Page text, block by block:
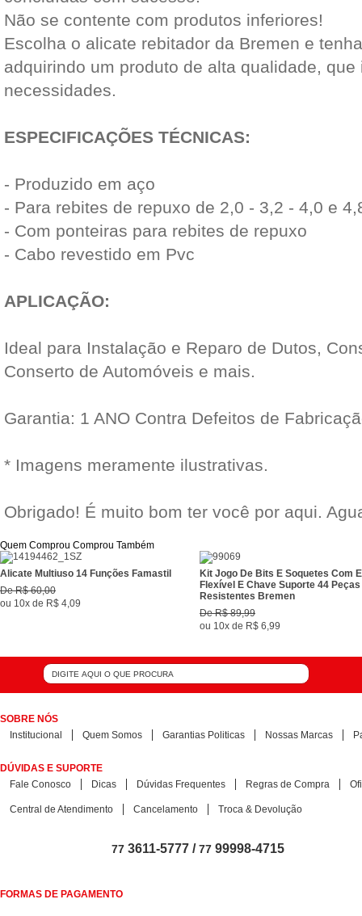
Não se contente com produtos inferiores!
Escolha o alicate rebitador da Bremen e
adquirindo um produto de alta qualidade,
necessidades.
ESPECIFICAÇÕES TÉCNICAS:
- Produzido em aço
- Para rebites de repuxo de 2,0 - 3,2 - 4,0 e
- Com ponteiras para rebites de repuxo
- Cabo revestido em Pvc
APLICAÇÃO:
Ideal para Instalação e Reparo de Dutos,
Conserto de Automóveis e mais.
Garantia: 1 ANO Contra Defeitos de
* Imagens meramente ilustrativas.
Obrigado! É muito bom ter você por aqui.
Quem Comprou Comprou Também
Alicate Multiuso 14 Funções Famastil
DeR$ 60,00
ou 10x de R$ 4,09
Kit Jogo De Bits E Soquetes Com
Flexível E Chave Suporte 44
Resistentes Bremen
DeR$ 89,99
ou 10x de R$ 6,99
SOBRE NÓS
Institucional
Quem Somos Garantias Politicas Nossas Marcas
DÚVIDAS E SUPORTE
Fale Conosco
Dicas Dúvidas Frequentes Regras de Compra
Central de Atendimento Cancelamento Troca & Devolução
77 3611-5777 /77 99998-4715
FORMAS DE PAGAMENTO